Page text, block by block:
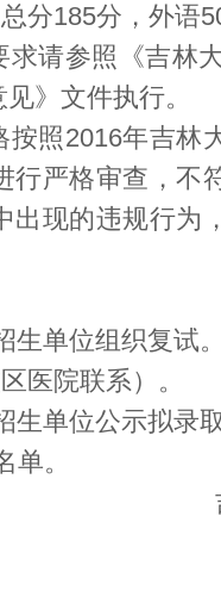
185分，外语
请参照《吉林
》文件执行。
照2016年吉林
行严格审查，不
出现的违规行为
单位组织复试
院联系）。
单位公示拟录
。
招生